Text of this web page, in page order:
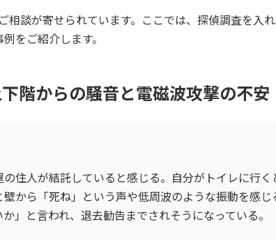
相談が寄せられています。ここでは、探偵調査を入
をご紹介します。
階からの騒音と電磁波攻撃の不安
住人が結託していると感じる。自分がトイレに行く
から「死ね」という声や低周波のような振動を感じ
」と言われ、退去勧告までされそうになっている。